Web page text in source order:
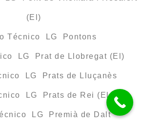
(El)
Técnico LG Pontons
LG Prat de Llobregat (El)
LG Prats de Lluçanès
LG Prats de Rei (Els)
LG Premià de Dalt